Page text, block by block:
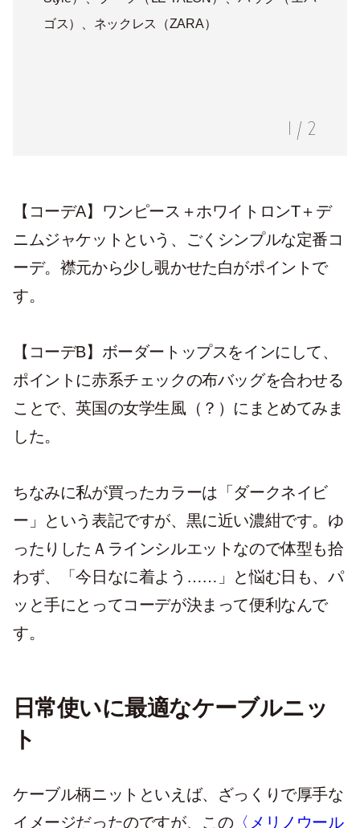
ゴス）、ネックレス（ZARA）
1 / 2
【コーデA】ワンピース＋ホワイトロンT＋デ
ニムジャケットという、ごくシンプルな定番コ
ーデ。襟元から少し覗かせた白がポイントで
す。
【コーデB】ボーダートップスをインにして、
ポイントに赤系チェックの布バッグを合わせる
ことで、英国の女学生風（？）にまとめてみま
した。
ちなみに私が買ったカラーは「ダークネイビ
ー」という表記ですが、黒に近い濃紺です。ゆ
ったりしたＡラインシルエットなので体型も拾
わず、「今日なに着よう……」と悩む日も、パ
ッと手にとってコーデが決まって便利なんで
す。
日常使いに最適なケーブルニッ
ト
ケーブル柄ニットといえば、ざっくりで厚手な
イメージだったのですが、この 〈メリノウール